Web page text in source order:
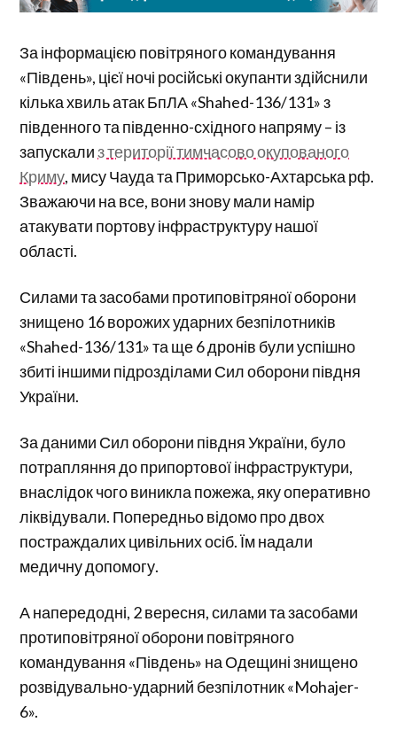
За інформацією повітряного командування
«Південь», цієї ночі російські окупанти здійснили
кілька хвиль атак БпЛА «Shahed-136/131» з
південного та південно-східного напряму – із
запускализ території тимчасово окупованого
Криму, мису Чауда та Приморсько-Ахтарська рф.
Зважаючи на все, вони знову мали намір
атакувати портову інфраструктуру нашої
області.
Силами та засобами протиповітряної оборони
знищено 16 ворожих ударних безпілотників
«Shahed-136/131» та ще 6 дронів були успішно
збиті іншими підрозділами Сил оборони півдня
України.
За даними Сил оборони півдня України, було
потрапляння до припортової інфраструктури,
внаслідок чого виникла пожежа, яку оперативно
ліквідували. Попередньо відомо про двох
постраждалих цивільних осіб. Їм надали
медичну допомогу.
А напередодні, 2 вересня, силами та засобами
протиповітряної оборони повітряного
командування «Південь» на Одещині знищено
розвідувально-ударний безпілотник «Mohajer-
6».